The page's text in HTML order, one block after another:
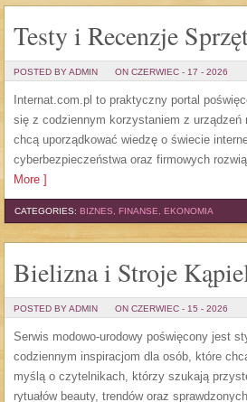
Testy i Recenzje
POSTED BY ADMIN ON CZERWIEC - 17 - 2026
Internat.com.pl to praktyczny portal
się z codziennym korzystaniem z
chcą uporządkować wiedzę o świecie
cyberbezpieczeństwa oraz firmowych
More ]
CATEGORIES: BIZNES, FINANSE, EKONOMIA
Bielizna i Stroje
POSTED BY ADMIN ON CZERWIEC - 15 - 2026
Serwis modowo-urodowy poświęcony jest
codziennym inspiracjom dla osób, które
myślą o czytelnikach, którzy szukają
rytuałów beauty, trendów oraz